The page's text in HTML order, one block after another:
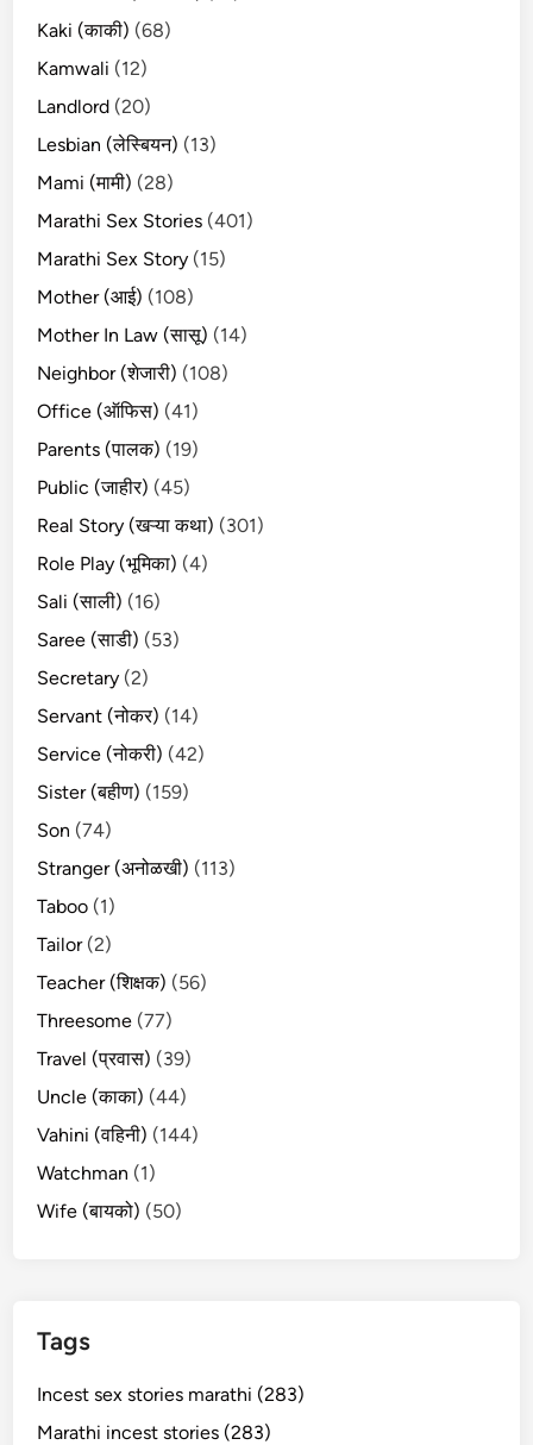
Kaki (काकी) (68)
Kamwali (12)
Landlord (20)
Lesbian (लेस्बियन) (13)
Mami (मामी) (28)
Marathi Sex Stories (401)
Marathi Sex Story (15)
Mother (आई) (108)
Mother In Law (सासू) (14)
Neighbor (शेजारी) (108)
Office (ऑफिस) (41)
Parents (पालक) (19)
Public (जाहीर) (45)
Real Story (खऱ्या कथा) (301)
Role Play (भूमिका) (4)
Sali (साली) (16)
Saree (साडी) (53)
Secretary (2)
Servant (नोकर) (14)
Service (नोकरी) (42)
Sister (बहीण) (159)
Son (74)
Stranger (अनोळखी) (113)
Taboo (1)
Tailor(2)
Teacher (शिक्षक) (56)
Threesome (77)
Travel (प्रवास) (39)
Uncle (काका) (44)
Vahini (वहिनी) (144)
Watchman (1)
Wife (बायको) (50)
Tags
Incest sex stories marathi (283)
Marathi incest stories (283)